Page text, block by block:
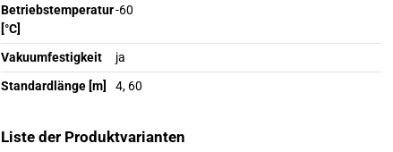
Betriebstemperatur
[°C]
-60
Vakuumfestigkeit
ja
Standardlänge [m]
4, 60
Liste der Produktvarianten